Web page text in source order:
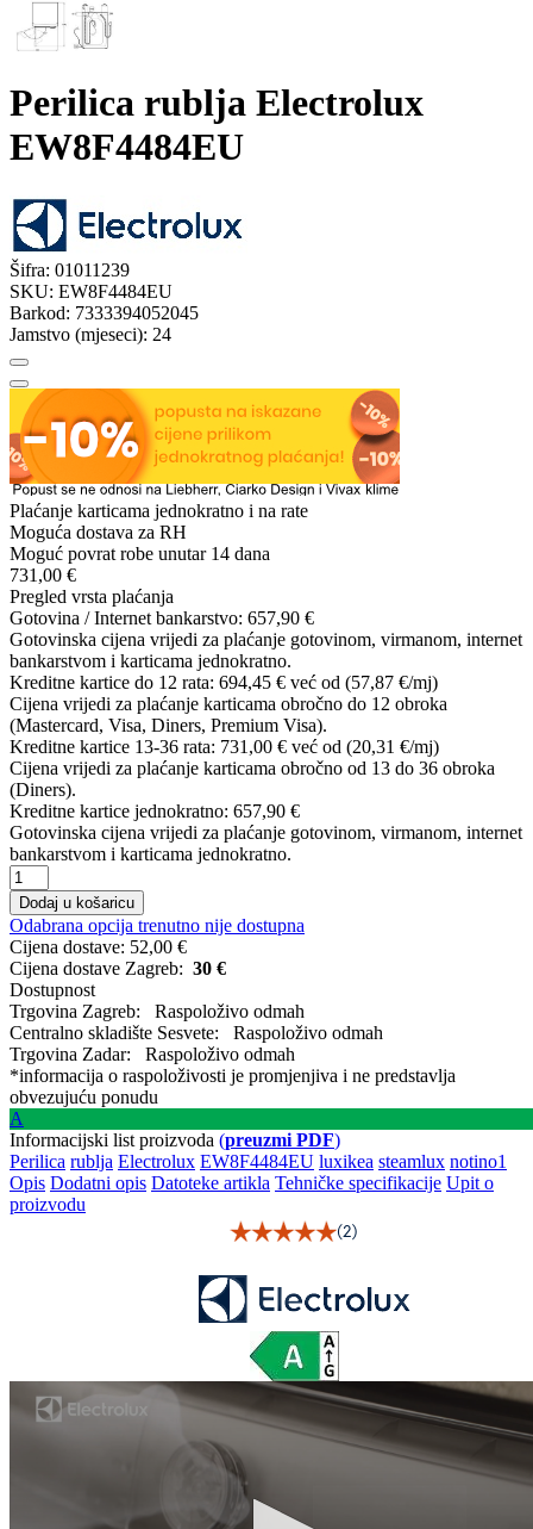
Perilica rublja Electrolux
EW8F4484EU
Šifra: 01011239
SKU: EW8F4484EU
Barkod: 7333394052045
Jamstvo (mjeseci): 24
Plaćanje karticama jednokratno i na rate
Moguća dostava za RH
Moguć povrat robe unutar 14 dana
731,00 €
Pregled vrsta plaćanja
Gotovina / Internet bankarstvo: 657,90 €
Gotovinska cijena vrijedi za plaćanje gotovinom, virmanom, internet
bankarstvom i karticama jednokratno.
Kreditne kartice do 12 rata: 694,45 € već od (57,87 €/mj)
Cijena vrijedi za plaćanje karticama obročno do 12 obroka
(Mastercard, Visa, Diners, Premium Visa).
Kreditne kartice 13-36 rata: 731,00 € već od (20,31 €/mj)
Cijena vrijedi za plaćanje karticama obročno od 13 do 36 obroka
(Diners).
Kreditne kartice jednokratno: 657,90 €
Gotovinska cijena vrijedi za plaćanje gotovinom, virmanom, internet
bankarstvom i karticama jednokratno.
Dodaj u košaricu
Odabrana opcija trenutno nije dostupna
Cijena dostave: 52,00 €
Cijena dostave Zagreb: 30 €
Dostupnost
Trgovina Zagreb:
Raspoloživo odmah
Centralno skladište Sesvete:
Raspoloživo odmah
Trgovina Zadar:
Raspoloživo odmah
*informacija o raspoloživosti je promjenjiva i ne predstavlja
obvezujuću ponudu
A
Informacijski list proizvoda (preuzmi PDF)
Perilica rublja Electrolux EW8F4484EU luxikea steamlux notino1
Opis Dodatni opis Datoteke artikla Tehničke specifikacije Upit o
proizvodu
(2)